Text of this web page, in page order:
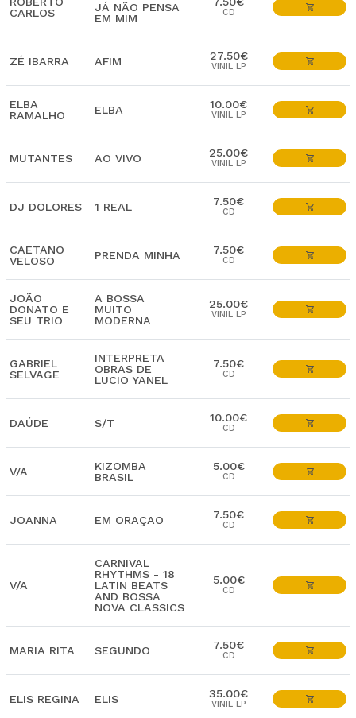
CARLOS
JÁ NÃO PENSA
EM MIM
CD
ZÉ IBARRA AFIM 27.50€
VINIL LP
ELBA
RAMALHO
ELBA 10.00€
VINIL LP
MUTANTES AO VIVO 25.00€
VINIL LP
DJ DOLORES 1 REAL 7.50€
CD
CAETANO
VELOSO
PRENDA MINHA 7.50€
CD
JOÃO
DONATO E
SEU TRIO
A BOSSA
MUITO
MODERNA
25.00€
VINIL LP
GABRIEL
SELVAGE
INTERPRETA
OBRAS DE
LUCIO YANEL
7.50€
CD
DAÚDE S/T 10.00€
CD
V/A
KIZOMBA
BRASIL
5.00€
CD
JOANNA EM ORAÇAO 7.50€
CD
V/A
CARNIVAL
RHYTHMS - 18
LATIN BEATS
AND BOSSA
NOVA CLASSICS
5.00€
CD
MARIA RITA SEGUNDO 7.50€
CD
ELIS REGINA ELIS 35.00€
VINIL LP